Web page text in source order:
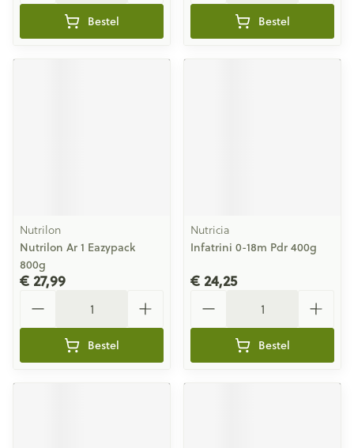
Bestel Bestel
Nutrilon
Nutrilon Ar 1 Eazypack
800g
€ 27,99
Bestel
Nutricia
Infatrini 0-18m Pdr 400g
€ 24,25
Bestel